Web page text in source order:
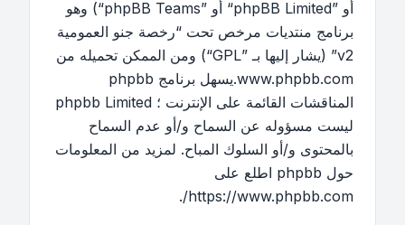
أو ”phpBB Limited“ أو ”phpBB Teams“) وهو
برنامج منتديات مرخص تحت “رخصة جنو العمومية
v2” (يشار إليها بـ ”GPL“) ومن الممكن تحميله من
www.phpbb.com
.يسهل برنامج phpbb
المناقشات القائمة على الإنترنت ؛ phpbb Limited
ليست مسؤوله عن السماح و/أو عدم السماح
بالمحتوى و/أو السلوك المباح. لمزيد من المعلومات
حول phpbb اطلع على
https://www.phpbb.com/
.